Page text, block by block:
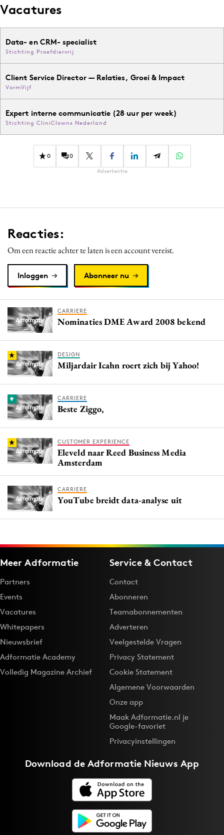
Vacatures
Data- en CRM- specialist
Stichting Proefdiervrij
Client Service Director — Relaties, Groei & Impact
VormVijf
Expert interne communicatie (28 uur per week)
Stichting CliniClowns Nederland
0 0
Advertentie
Reacties:
Om een reactie achter te laten is een account vereist.
Inloggen Abonneer nu
CARRIERE
Nominaties DME Award 2008 bekend
DESIGN
Miljardair Icahn roert zich bij Yahoo!
CARRIERE
Beste Ziggo,
CUSTOMER EXPERIENCE
Eleveld naar Reed Business Media
Amsterdam
CARRIERE
YouTube breidt data-analyse uit
Meer Adformatie
Partners
Events
Vacatures
Whitepapers
Nieuwsbrief
Adformatie Academy
Volledig Magazine Archief
Service & Contact
Contact
Abonneren
Teamabonnementen
Adverteren
Veelgestelde Vragen
Privacy Statement
Cookie Statement
Algemene Voorwaarden
Onze app
Maak Adformatie.nl je
Google-favoriet
Privacyinstellingen
Download deAdformatie Nieuws App